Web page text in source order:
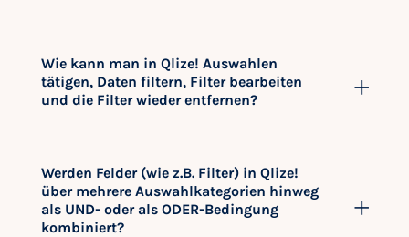
Wie kann man in Qlize! Auswahlen
tätigen, Daten filtern, Filter bearbeiten
und die Filter wieder entfernen?
Werden Felder (wie z.B. Filter) in Qlize!
über mehrere Auswahlkategorien hinweg
als UND- oder als ODER-Bedingung
kombiniert?